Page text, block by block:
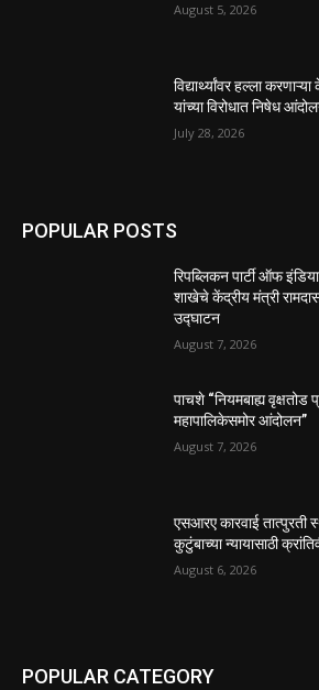
August 5, 2026
विद्यार्थ्यांवर हल्ला
यांच्या विरोधात निषेध
July 28, 2026
POPULAR POSTS
रिपब्लिकन पार्टी ऑफ
शाखेचे केंद्रीय मंत्री
उद्घाटन
August 7, 2026
पाचशे “नियमबाह्य वृक्षतोड
महापालिकेसमोर आंदोलन”
August 7, 2026
एसआरए कारवाई तात्पुरती
कुटुंबाच्या न्यायासाठी
August 6, 2026
POPULAR CATEGORY